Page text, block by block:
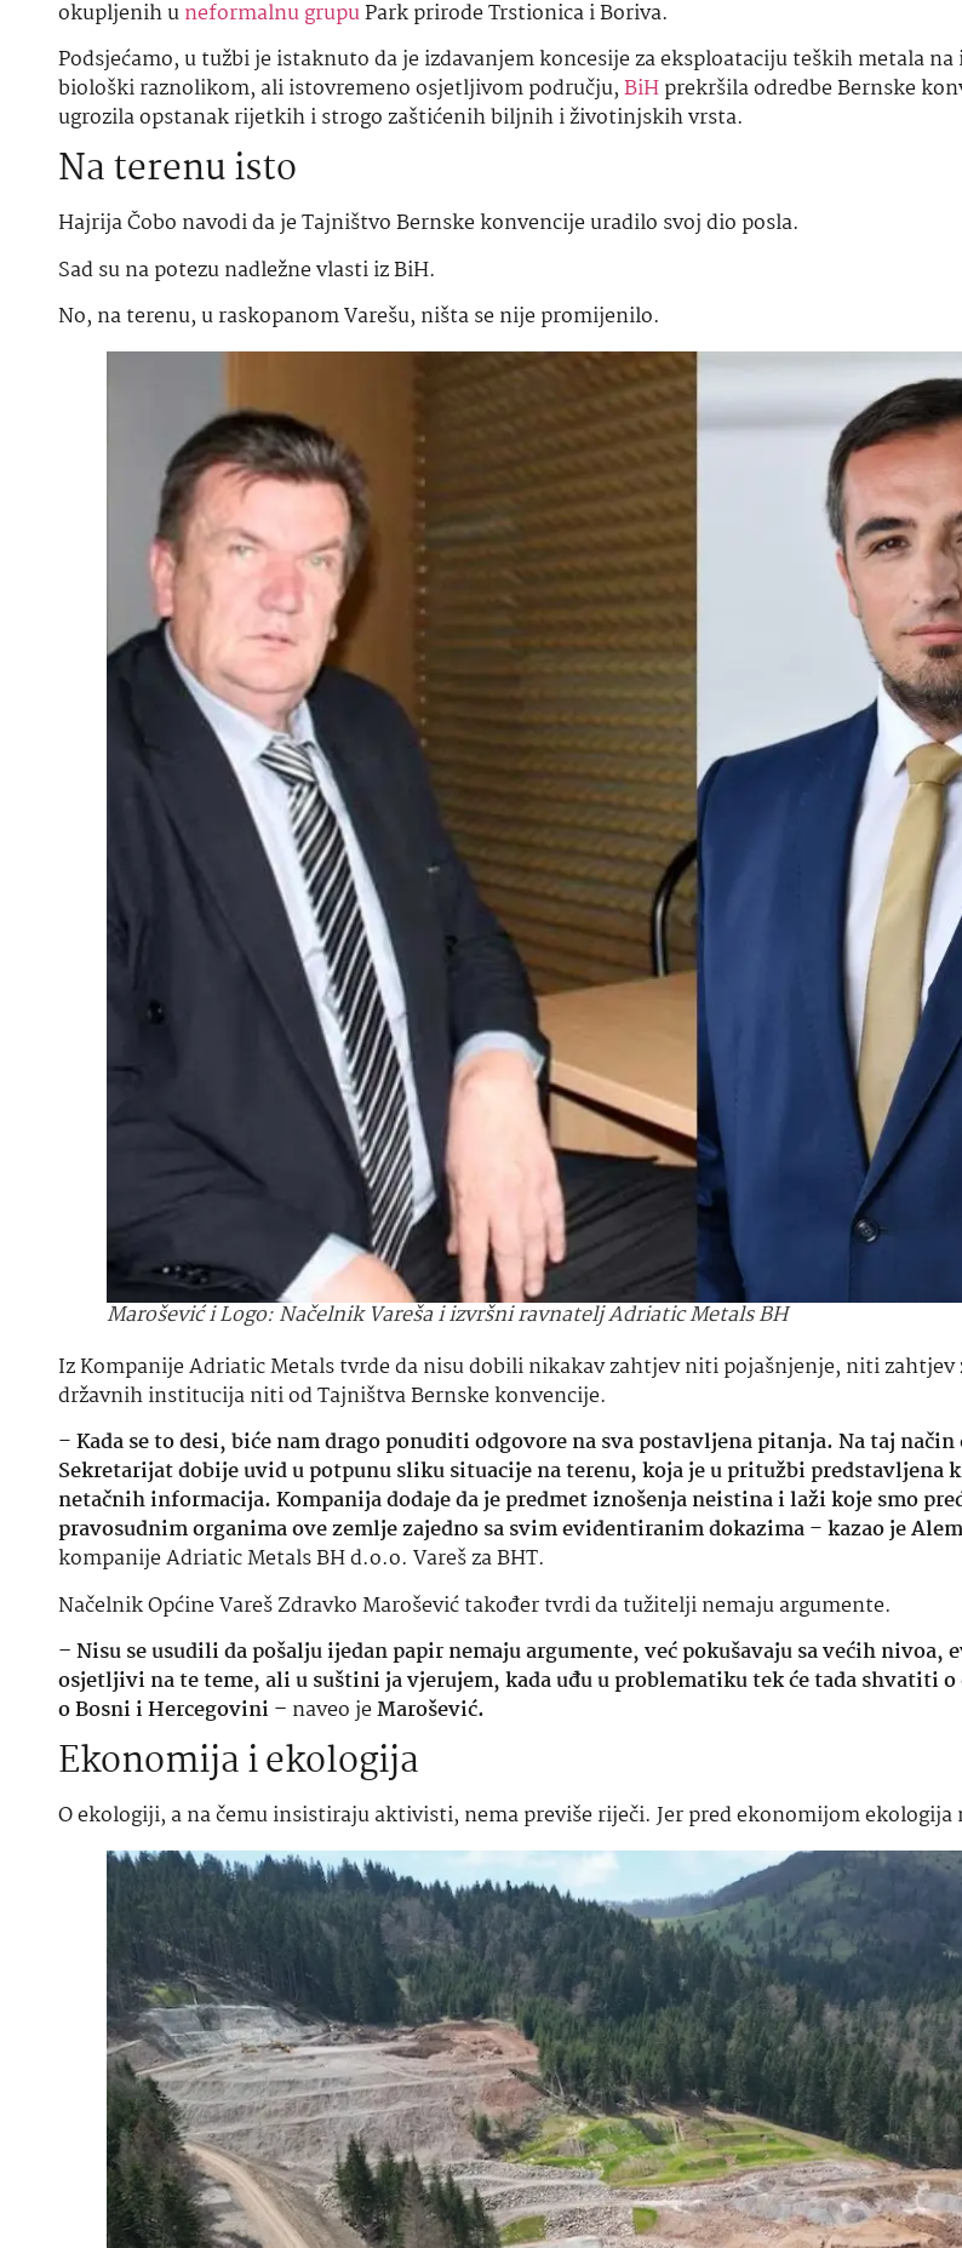
okupljenih uneformalnu grupuPark prirode Trstionica i Boriva.
Podsjećamo, u tužbi je istaknuto da je izdavanjem koncesije za eksploataciju teških metala
biološki raznolikom, ali istovremeno osjetljivom području,BiHprekršila odredbe Bernske
ugrozila opstanak rijetkih i strogo zaštićenih biljnih i životinjskih vrsta.
Na terenu isto
Hajrija Čobo navodi da je Tajništvo Bernske konvencije uradilo svoj dio posla.
Sad su na potezu nadležne vlasti iz BiH.
No, na terenu, u raskopanom Varešu, ništa se nije promijenilo.
Marošević i Logo: Načelnik Vareša i izvršni ravnatelj Adriatic Metals BH
Iz Kompanije Adriatic Metals tvrde da nisu dobili nikakav zahtjev niti pojašnjenje, niti
državnih institucija niti od Tajništva Bernske konvencije.
–Kada se to desi, biće nam drago ponuditi odgovore na sva postavljena pitanja. Na taj
Sekretarijat dobije uvid u potpunu sliku situacije na terenu, koja je u pritužbi predstavljena
netačnih informacija. Kompanija dodaje da je predmet iznošenja neistina i laži koje smo
pravosudnim organima ove zemlje zajedno sa svim evidentiranim dokazima–kazao je
kompanije Adriatic Metals BH d.o.o. Vareš za BHT.
Načelnik Općine Vareš Zdravko Marošević također tvrdi da tužitelji nemaju argumente.
–Nisu se usudili da pošalju ijedan papir nemaju argumente, već pokušavaju sa većih nivoa,
osjetljivi na te teme, ali u suštini ja vjerujem, kada uđu u problematiku tek će tada shvatiti o
o Bosni i Hercegovini– naveo jeMarošević.
Ekonomija i ekologija
O ekologiji, a na čemu insistiraju aktivisti, nema previše riječi. Jer pred ekonomijom ekologija